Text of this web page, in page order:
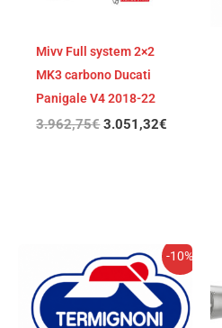
Mivv Full system 2×2
MK3 carbono Ducati
Panigale V4 2018-22
3.962,75€ 3.051,32€
-10%
precio
original
era:
3.230,70€.
El
precio
actual
es: